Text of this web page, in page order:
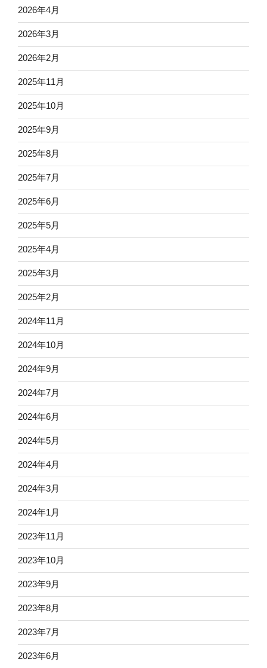
2026年4月
2026年3月
2026年2月
2025年11月
2025年10月
2025年9月
2025年8月
2025年7月
2025年6月
2025年5月
2025年4月
2025年3月
2025年2月
2024年11月
2024年10月
2024年9月
2024年7月
2024年6月
2024年5月
2024年4月
2024年3月
2024年1月
2023年11月
2023年10月
2023年9月
2023年8月
2023年7月
2023年6月